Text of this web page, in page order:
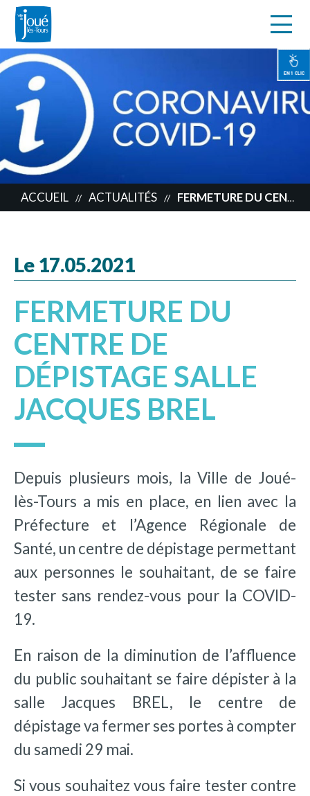
Aller
au
contenu
principal
EN 1 CLIC
ACCUEIL // ACTUALITÉS // FERMETURE DU CENTRE DE DÉPISTAGE SALLE JACQUES BREL
Le 17.05.2021
FERMETURE DU
CENTRE DE
DÉPISTAGE SALLE
JACQUES BREL
Depuis plusieurs mois, la Ville de Joué-
lès-Tours a mis en place, en lien avec la
Préfecture et l’Agence Régionale de
Santé, un centre de dépistage permettant
aux personnes le souhaitant, de se faire
tester sans rendez-vous pour la COVID-
19.
En raison de la diminution de l’affluence
du public souhaitant se faire dépister à la
salle Jacques BREL, le centre de
dépistage va fermer ses portes à compter
du samedi 29 mai.
Si vous souhaitez vous faire tester contre